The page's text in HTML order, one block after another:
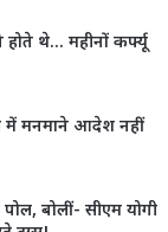
थे… महीनों कर्फ्यू
में मनमाने आदेश नहीं
बोलीं- सीएम योगी